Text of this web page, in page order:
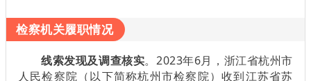
检察机关履职情况
线索发现及调查核实。2023年6月，浙江省杭州市
人民检察院（以下简称杭州市检察院）收到江苏省苏